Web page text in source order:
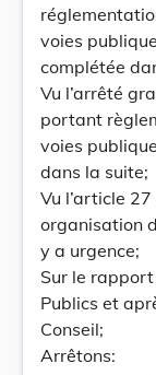
voies
complétée
Vu l’arrêté
portant
voies
dans la suite;
Vu l’article
organisation
y a urgence;
Sur le
Publics et
Conseil;
Arrêtons: